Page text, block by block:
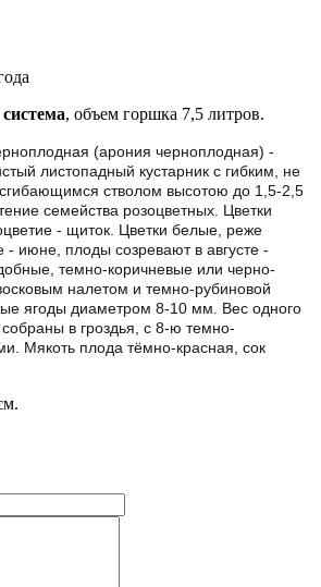
, объем горшка 7,5 литров.
(арония черноплодная) -
листопадный кустарник с гибким, не
стволом высотою до 1,5-2,5
семейства розоцветных. Цветки
- щиток. Цветки белые, реже
- июне, плоды созревают в августе -
темно-коричневые или черно-
налетом и темно-рубиновой
ягоды диаметром 8-10 мм. Вес одного
в гроздья, с 8-ю темно-
Мякоть плода тёмно-красная, сок